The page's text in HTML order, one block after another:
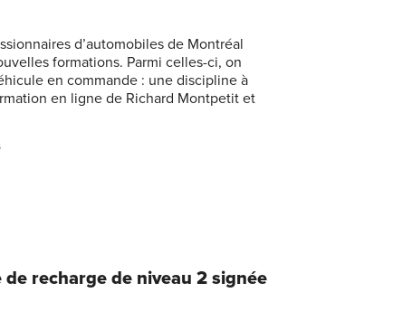
d’automobiles de Montréal
formations. Parmi celles-ci, on
en commande : une discipline à
en ligne de Richard Montpetit et
recharge de niveau 2 signée